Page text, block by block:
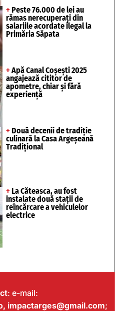
+ Peste 76.000 de lei au
rămas nerecuperați din
salariile acordate ilegal la
Primăria Săpata
+ Apă Canal Coșești 2025
angajează cititor de
apometre, chiar și fără
experiență
+ Două decenii de tradiție
culinară la Casa Argeșeană
Tradițional
+ La Căteasca, au fost
instalate două stații de
reîncărcare a vehiculelor
electrice
: e-mail:
impactarges@gmail.com;